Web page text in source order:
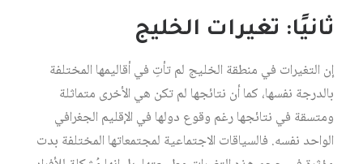
ثانيًا: تغيرات الخليج
إن التغيرات في منطقة الخليج لم تأتِ في أقاليمها المختلفة
بالدرجة نفسها، كما أن نتائجها لم تكن هي الأخرى متماثلة
ومتسقة في نتائجها رغم وقوع دولها في الإقليم الجغرافي
الواحد نفسه. فالسياقات الاجتماعية لمجتمعاتها المختلفة بدت